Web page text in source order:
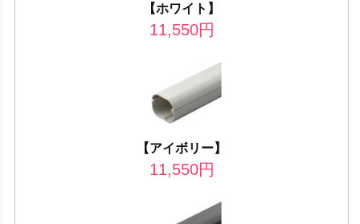
【ホワイト】
11,550円
【アイボリー】
11,550円